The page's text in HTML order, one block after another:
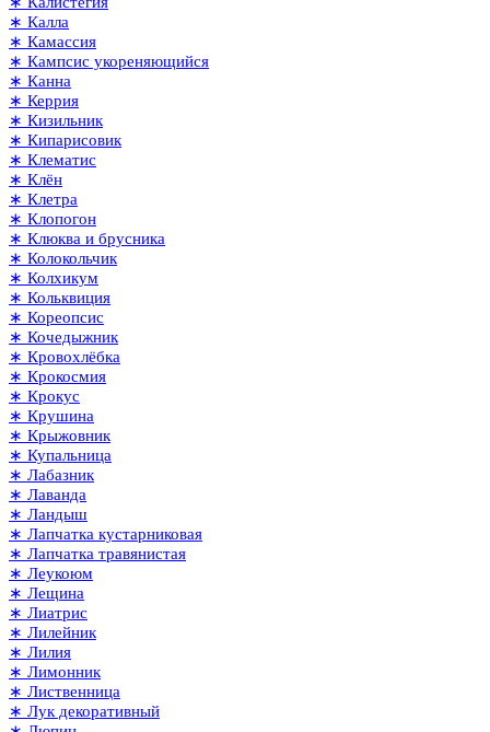
∗ Калла
∗ Камассия
∗ Кампсис укореняющийся
∗ Канна
∗ Керрия
∗ Кизильник
∗ Кипарисовик
∗ Клематис
∗ Клён
∗ Клетра
∗ Клопогон
∗ Клюква и брусника
∗ Колокольчик
∗ Колхикум
∗ Кольквиция
∗ Кореопсис
∗ Кочедыжник
∗ Кровохлёбка
∗ Крокосмия
∗ Крокус
∗ Крушина
∗ Крыжовник
∗ Купальница
∗ Лабазник
∗ Лаванда
∗ Ландыш
∗ Лапчатка кустарниковая
∗ Лапчатка травянистая
∗ Леукоюм
∗ Лещина
∗ Лиатрис
∗ Лилейник
∗ Лилия
∗ Лимонник
∗ Лиственница
∗ Лук декоративный